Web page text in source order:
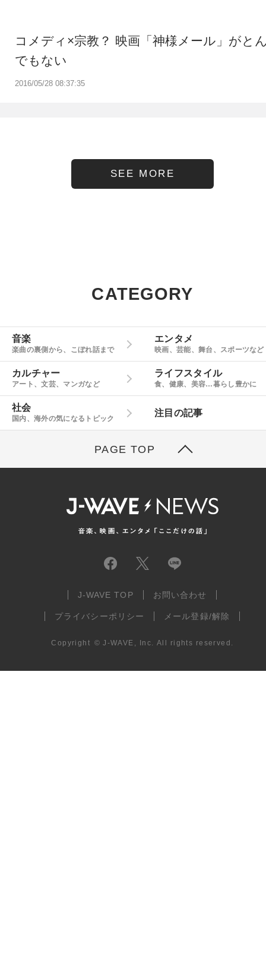
2016/05/28 08:37:35
コメディ×宗教？ 映画「神様メール」がと
でもない
SEE MORE
CATEGORY
音楽
楽曲の裏側から、こぼれ話まで
エンタメ
映画、芸能、舞台、スポーツなど
カルチャー
アート、文芸、マンガなど
ライフスタイル
食、健康、美容…暮らし豊かに
社会
国内、海外の気になるトピック
注目の記事
PAGE TOP
J-WAVE TOP お問い合わせ
プライバシーポリシー メール登録/解除
Copyright © J-WAVE, Inc. All rights reserved.